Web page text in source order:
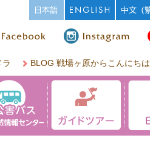
BLOG 戦場ヶ原からこんにちは